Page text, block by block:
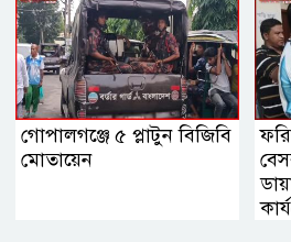
গোপালগঞ্জে ৫ প্লাটুন বিজিবি
মোতায়েন